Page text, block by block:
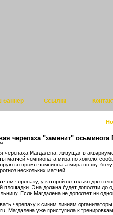
баннер Ссылки
черепаха "заменит"
черепаха Магдалена, живущая в
матчей чемпионата мира по хоккею,
во время чемпионата мира по
нескольких матчей.
черепаху, у которой не только две
площадки. Она должна будет доползти до
Если Магдалена не доползет ни
черепаху к синим линиям
Магдалена уже приступила к тренировкам.